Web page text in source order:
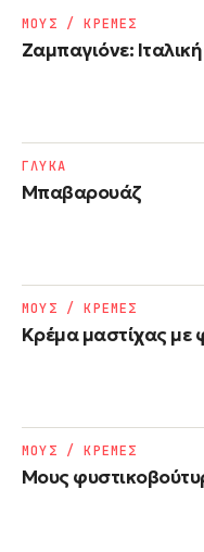
Ζαμπαγιόνε:
ΜΟΥΣ / ΚΡΕΜΕΣ
Μπαβαρουάζ
ΓΛΥΚΑ
Κρέμα μαστίχας με
ΜΟΥΣ / ΚΡΕΜΕΣ
Μους
ΜΟΥΣ / ΚΡΕΜΕΣ